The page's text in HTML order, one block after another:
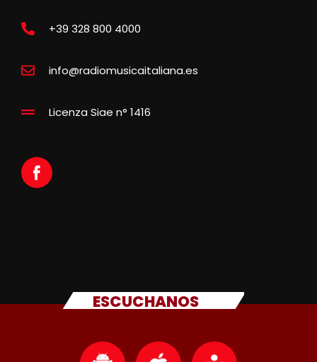
+39 328 800 4000
info@radiomusicaitaliana.es
Licenza Siae n° 1416
ESCUCHANOS